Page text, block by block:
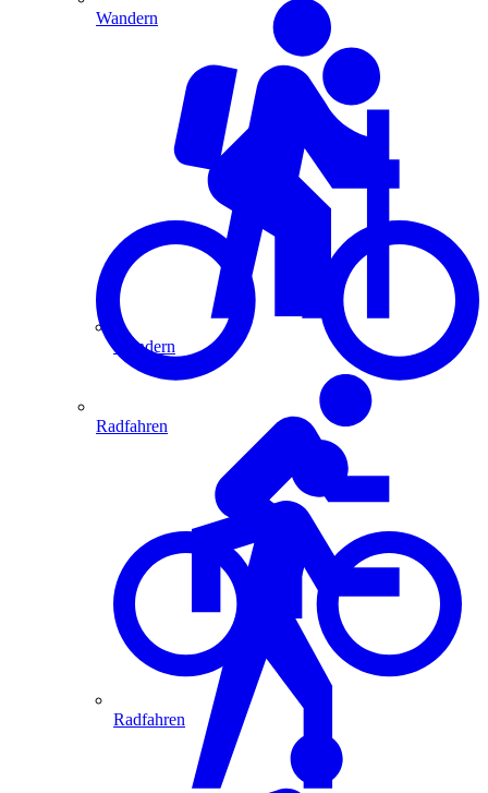
Wandern
Radfahren
Wandern
Radfahren